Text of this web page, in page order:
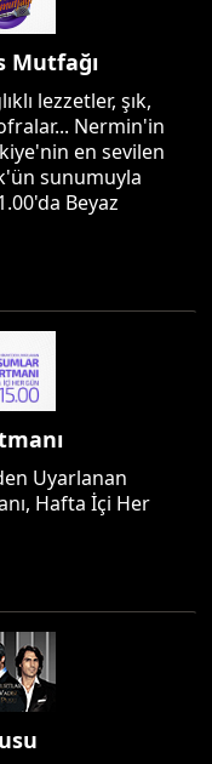
Mutfağı
lezzetler, şık,
Nermin'in
en sevilen
sunumuyla
Beyaz
Uyarlanan
Hafta İçi Her